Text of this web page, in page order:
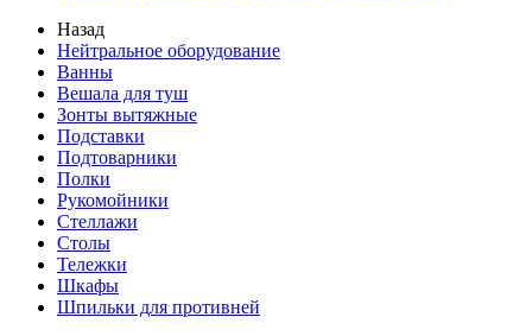
Назад
Нейтральное оборудование
Ванны
Вешала для туш
Зонты вытяжные
Подставки
Подтоварники
Полки
Рукомойники
Стеллажи
Столы
Тележки
Шкафы
Шпильки для противней